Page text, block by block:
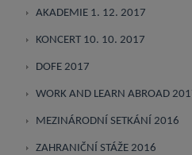
AKADEMIE 1. 12. 2017
KONCERT 10. 10. 2017
DOFE 2017
WORK AND LEARN ABROAD
MEZINÁRODNÍ SETKÁNÍ 2016
ZAHRANIČNÍ STÁŽE 2016